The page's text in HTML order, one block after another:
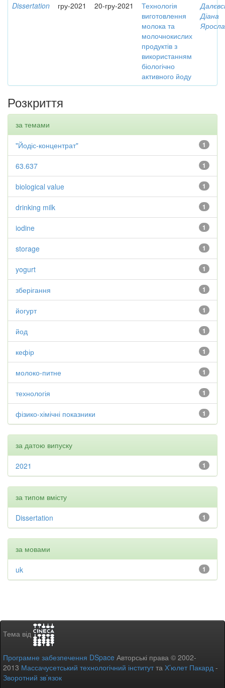
Dissertation гру-2021 20-гру-2021
Технологія
виготовлення
молока та
молочнокислих
продуктів з
використанням
біологічно
активного йоду
Діана
Розкриття
за темами
1
"Йодіс-концентрат"
1
63.637
1
biological value
1
drinking milk
1
iodine
1
storage
1
yogurt
1
зберігання
1
йогурт
1
йод
1
кефір
1
молоко-питне
1
технологія
1
фізико-хімічні показники
за датою випуску
1
2021
за типом вмісту
1
Dissertation
за мовами
1
uk
Тема від
Програмне забезпечення DSpace Авторські права © 2002-
2013 Массачусетський технологічний інститутта Х’юлет Пакард -
Зворотний зв’язок